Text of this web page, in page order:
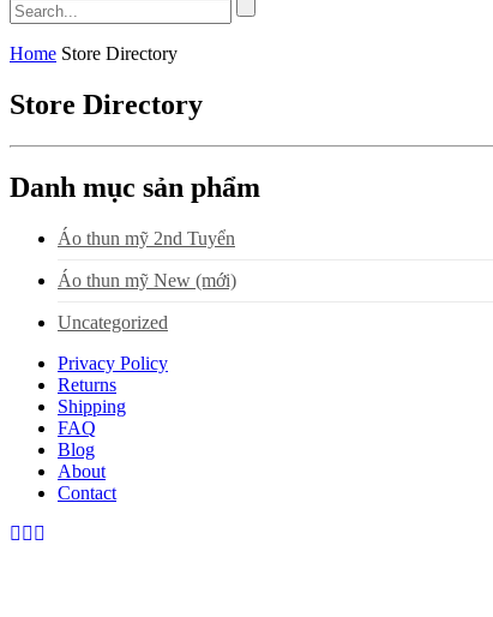
Home Store Directory
Store Directory
Danh mục sản phẩm
Áo thun mỹ 2nd Tuyển
Áo thun mỹ New (mới)
Uncategorized
Privacy Policy
Returns
Shipping
FAQ
Blog
About
Contact